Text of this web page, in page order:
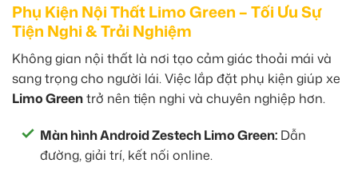
Phụ Kiện Nội Thất Limo Green – Tối Ưu Sự
Tiện Nghi & Trải Nghiệm
Không gian nội thất là nơi tạo cảm giác thoải mái và
sang trọng cho người lái. Việc lắp đặt phụ kiện giúp xe
Limo Greentrở nên tiện nghi và chuyên nghiệp hơn.
Màn hình Android Zestech Limo Green: Dẫn
đường, giải trí, kết nối online.